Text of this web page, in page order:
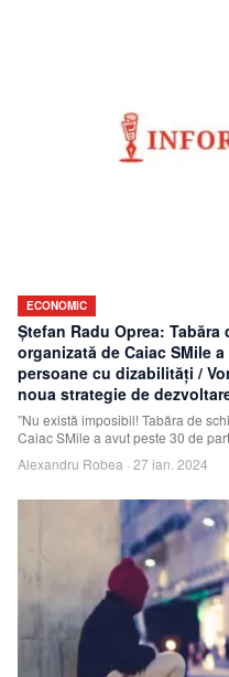
ECONOMIC
Ştefan Radu Oprea:
organizată de Caiac SMile
persoane cu dizabilităţi /
noua strategie de
”Nu există imposibil! Tabăra de
Caiac SMile a avut peste 30 de
Alexandru Robea · 27 ian. 2024